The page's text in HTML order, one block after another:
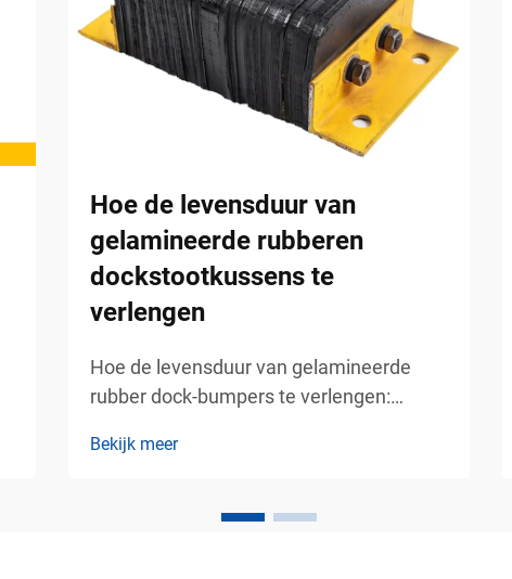
Hoe de levensduur van
gelamineerde rubberen
dockstootkussens te
verlengen
Hoe de levensduur van gelamineerde
rubber dock-bumpers te verlengen:
voor industriele dock-apparatuur.
bezette operationele gebieden in
Bekijk meer